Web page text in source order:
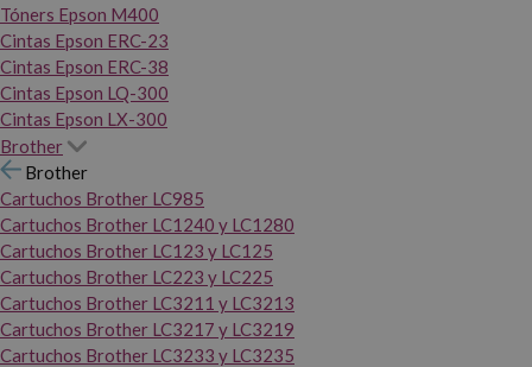
Tóners Epson M400
Cintas Epson ERC-23
Cintas Epson ERC-38
Cintas Epson LQ-300
Cintas Epson LX-300
Brother
Brother
Cartuchos Brother LC985
Cartuchos Brother LC1240 y LC1280
Cartuchos Brother LC123 y LC125
Cartuchos Brother LC223 y LC225
Cartuchos Brother LC3211 y LC3213
Cartuchos Brother LC3217 y LC3219
Cartuchos Brother LC3233 y LC3235